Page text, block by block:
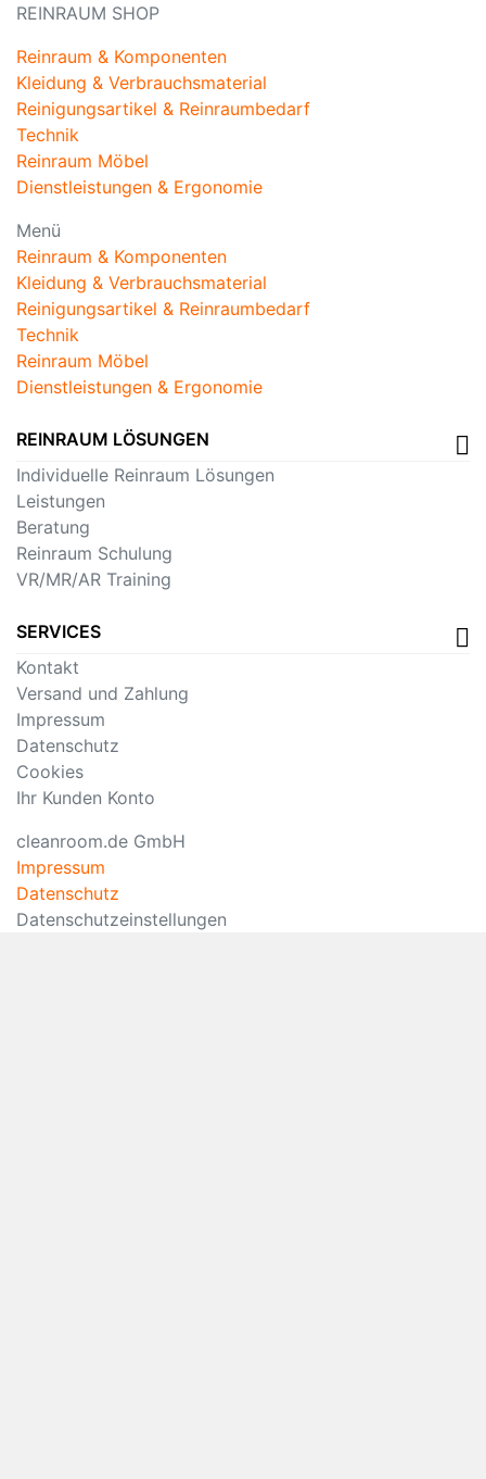
REINRAUM SHOP
Reinraum & Komponenten
Kleidung & Verbrauchsmaterial
Reinigungsartikel & Reinraumbedarf
Technik
Reinraum Möbel
Dienstleistungen & Ergonomie
Menü
Reinraum & Komponenten
Kleidung & Verbrauchsmaterial
Reinigungsartikel & Reinraumbedarf
Technik
Reinraum Möbel
Dienstleistungen & Ergonomie
REINRAUM LÖSUNGEN
Individuelle Reinraum Lösungen
Leistungen
Beratung
Reinraum Schulung
VR/MR/AR Training
SERVICES
Kontakt
Versand und Zahlung
Impressum
Datenschutz
Cookies
Ihr Kunden Konto
cleanroom.de GmbH
Impressum
Datenschutz
Datenschutzeinstellungen